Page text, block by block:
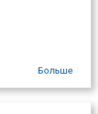
Больше